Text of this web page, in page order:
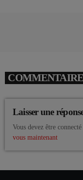
Laisser une
Vous devez être
vous maintenant